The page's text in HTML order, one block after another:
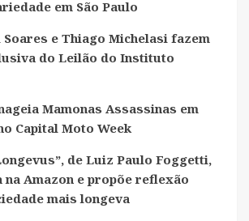
em São Paulo
e Thiago Michelasi fazem
do Leilão do Instituto
Mamonas Assassinas em
Capital Moto Week
de Luiz Paulo Foggetti,
na Amazon e propõe reflexão
mais longeva